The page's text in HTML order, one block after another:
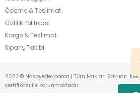
Ödeme & Teslimat
Gizlilik Politikası
Kargo & Teslimat
Sipariş Takibi
2022 © Nospyedekparca | Tüm Hakları Saklıdır.
sertifikası ile korunmaktadır.